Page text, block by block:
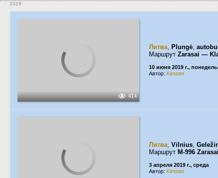
2019
414
Литва, Plungė,
Маршрут Zarasai —
10 июня 2019 г.,
Автор: Kimster
Литва, Vilnius,
Маршрут M-996
3 апреля 2019 г., среда
Автор: Kimster